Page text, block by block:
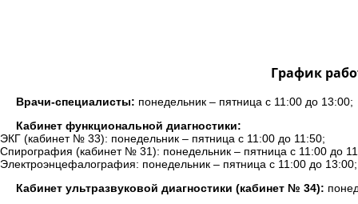
График
Врачи-специалисты: понедельник – пятница с 11:00 до 13:00;
Кабинет функциональной диагностики:
ЭКГ (кабинет № 33): понедельник – пятница с 11:00 до 11:50;
Спирография (кабинет № 31): понедельник – пятница с 11:00 до
Электроэнцефалография: понедельник – пятница с 11:00 до 13:00;
Кабинет ультразвуковой диагностики (кабинет № 34):